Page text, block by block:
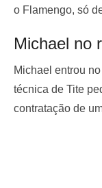
o Flamengo, só
Michael no
Michael entrou
técnica de Tite
contratação de